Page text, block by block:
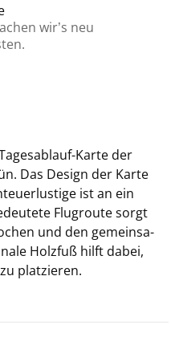
wir’s neu
​Karte der
Das De­sign der Karte
ist an ein
Flug­rou­te sorgt
und den ge­mein­sa­
Holz­fuß hilft dabei,
plat­zie­ren.